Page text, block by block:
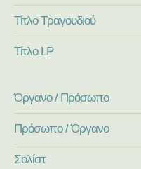
Τίτλο Τραγουδιού
Τίτλο LP
Όργανο / Πρόσωπο
Πρόσωπο / Όργανο
Σολίστ